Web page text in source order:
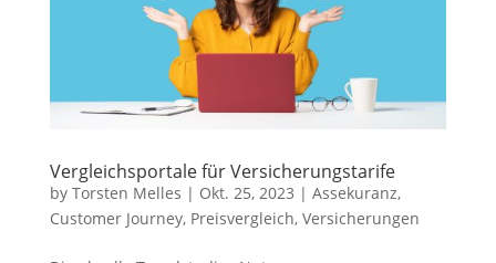
Vergleichsportale für Versicherungstarife
by Torsten Melles | Okt. 25, 2023 | Assekuranz,
Customer Journey, Preisvergleich, Versicherungen